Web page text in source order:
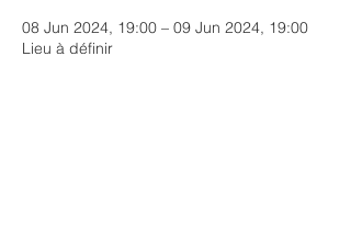
08 Jun 2024, 19:00 – 09 Jun 2024, 19:00
Lieu à définir